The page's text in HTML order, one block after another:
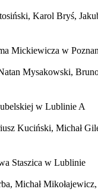
Karol Bryś,
Mickiewicza w
Mysakowski,
w Lublinie A
Kuciński, Michał
Staszica w Lublinie
Michał